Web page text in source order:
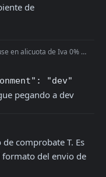
de
queria preguntarte. El access token lo debo poner en todos los reques
"dev"
pegando a dev
comprobate T. Es
del envio de